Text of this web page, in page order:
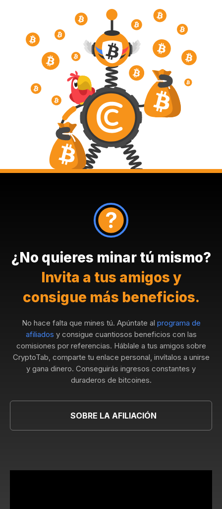
¿No quieres minar tú mismo?
Invita a tus amigos y
consigue más beneficios.
No hace falta que mines tú. Apúntate al programa de
afiliados y consigue cuantiosos beneficios con las
comisiones por referencias. Háblale a tus amigos sobre
CryptoTab, comparte tu enlace personal, invítalos a unirse
y gana dinero. Conseguirás ingresos constantes y
duraderos de bitcoines.
SOBRE LA AFILIACIÓN